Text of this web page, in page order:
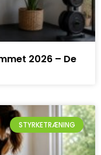
2026 – De
STYRKETRÆNING